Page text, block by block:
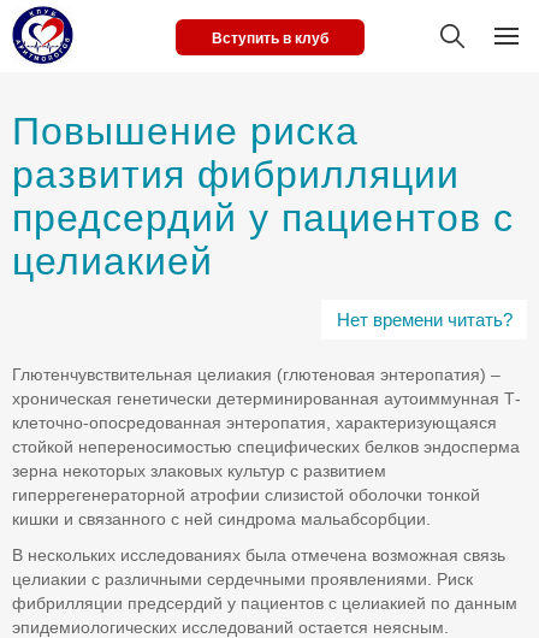
Вступить в клуб
Повышение риска
развития фибрилляции
предсердий у пациентов с
целиакией
Нет времени читать?
Глютенчувствительная целиакия (глютеновая энтеропатия) –
хроническая генетически детерминированная аутоиммунная Т-
клеточно-опосредованная энтеропатия, характеризующаяся
стойкой непереносимостью специфических белков эндосперма
зерна некоторых злаковых культур с развитием
гиперрегенераторной атрофии слизистой оболочки тонкой
кишки и связанного с ней синдрома мальабсорбции.
В нескольких исследованиях была отмечена возможная связь
целиакии с различными сердечными проявлениями. Риск
фибрилляции предсердий у пациентов с целиакией по данным
эпидемиологических исследований остается неясным.